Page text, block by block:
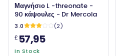
Μαγνήσιο L -threonate -
90 κάψουλες - Dr Mercola
3.0
(2)
£ 57,95
In Stock